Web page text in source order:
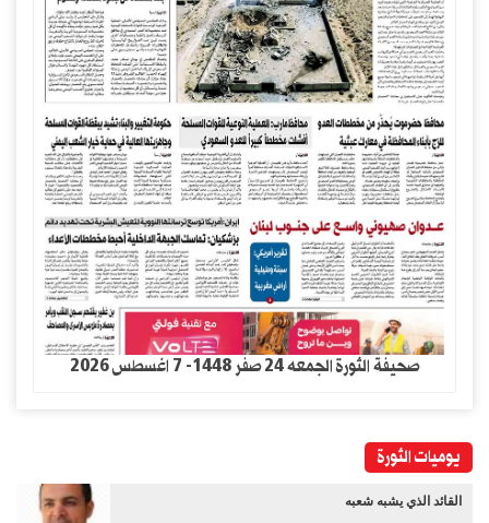
صحيفة الثورة الجمعه 24 صفر 1448- 7 اغسطس 2026
يوميات الثورة
القائد الذي يشبه شعبه